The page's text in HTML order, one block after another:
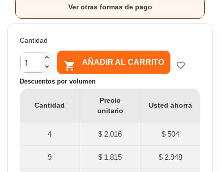
Ver otras formas de pago
Cantidad
 AÑADIR AL CARRITO favorite_border
Descuentos por volumen
Cantidad
Precio
unitario
Usted ahorra
4 $ 2.016 $ 504
9 $ 1.815 $ 2.948